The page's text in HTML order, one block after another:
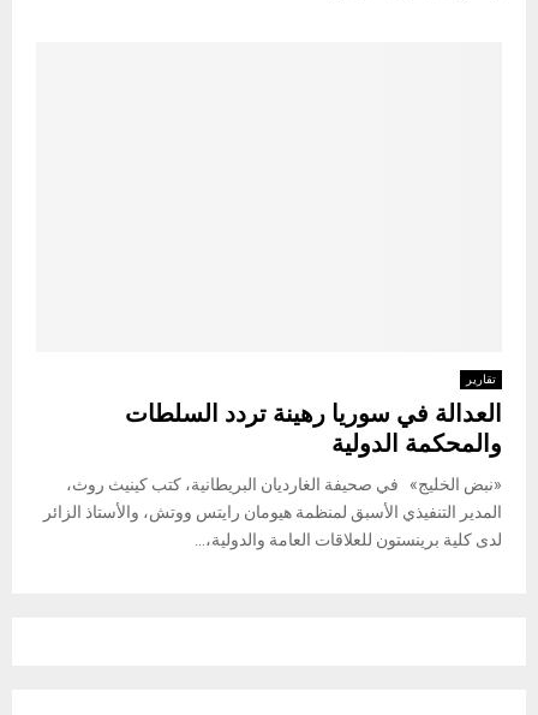
تقارير
العدالة في سوريا رهينة تردد السلطات
والمحكمة الدولية
«نبض الخليج» في صحيفة الغارديان البريطانية، كتب كينيث روث،
المدير التنفيذي الأسبق لمنظمة هيومان رايتس ووتش، والأستاذ الزائر
لدى كلية برينستون للعلاقات العامة والدولية،...